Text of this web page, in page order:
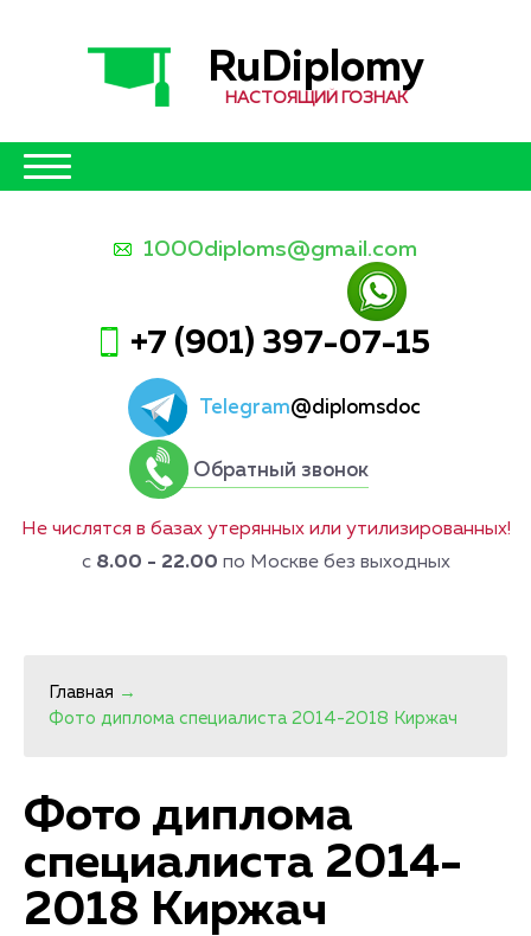
RuDiplomy
НАСТОЯЩИЙ ГОЗНАК
1000diploms@gmail.com
+7 (901) 397-07-15
Telegram@diplomsdoc
Обратный звонок
Не числятся в базах утерянных или утилизированных!
с 8.00 - 22.00 по Москве без выходных
Главная →
Фото диплома специалиста 2014-2018 Киржач
Фото диплома
специалиста 2014-
2018 Киржач